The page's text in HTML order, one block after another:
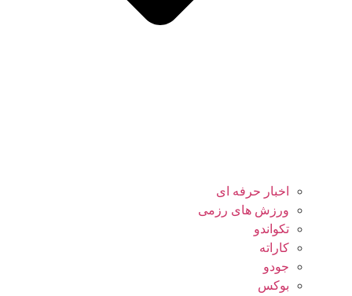
اخبار حرفه ای
ورزش های رزمی
تکواندو
کاراته
جودو
بوکس